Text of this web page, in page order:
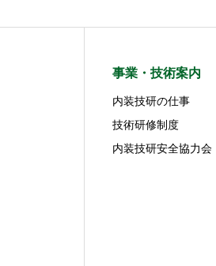
事業・技術案内
内装技研の仕事
技術研修制度
内装技研安全協力会